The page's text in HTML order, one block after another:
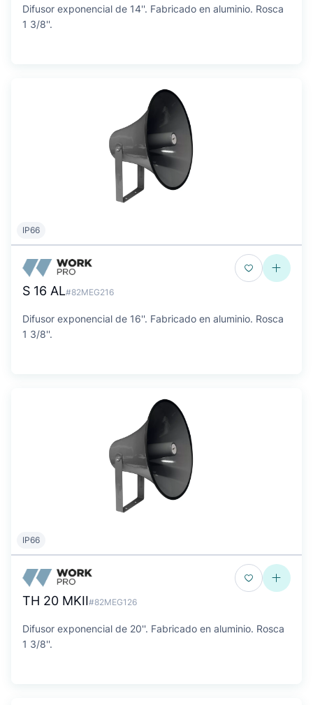
Difusor exponencial de 14''. Fabricado en aluminio. Rosca
1 3/8''.
IP66
S 16 AL#82MEG216
Difusor exponencial de 16''. Fabricado en aluminio. Rosca
1 3/8''.
IP66
TH 20 MKII#82MEG126
Difusor exponencial de 20''. Fabricado en aluminio. Rosca
1 3/8''.